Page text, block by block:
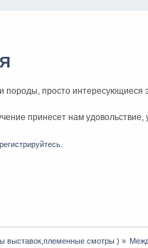
породы, просто
принесет нам
выставок,племенные смотры ) »